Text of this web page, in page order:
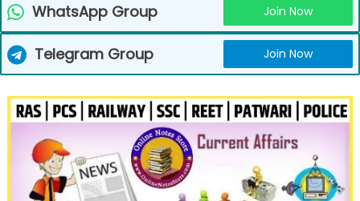
WhatsApp Group Join Now
Telegram Group Join Now